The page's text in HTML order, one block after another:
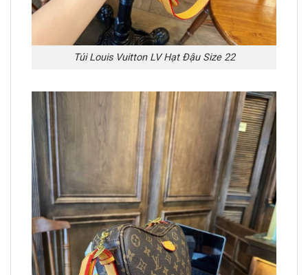
Túi Louis Vuitton LV Hạt Đậu Size 22